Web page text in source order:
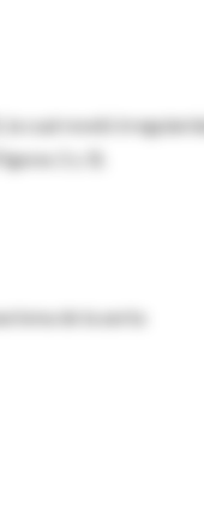
la cual reveló
2 y 3).
de la aorta